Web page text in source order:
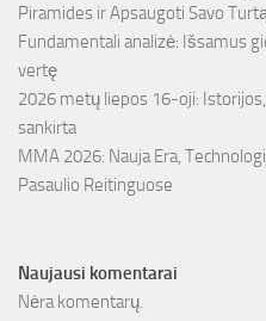
Piramides ir Apsaugoti Savo
Fundamentali analizė: Išsamus
vertę
2026 metų liepos 16-oji:
sankirta
MMA 2026: Nauja Era,
Pasaulio Reitinguose
Naujausi komentarai
Nėra komentarų.